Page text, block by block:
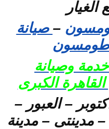
– صيانة
طومسون
وصيانة
الكبرى
– العبور –
مدينتى – مدينة